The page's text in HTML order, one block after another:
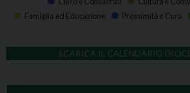
Famiglia ed Educazione
Prossimità e Cura
SCARICA IL CALENDARIO